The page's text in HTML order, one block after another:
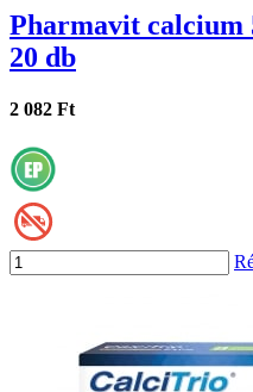
Pharmavit calcium
20 db
2 082 Ft